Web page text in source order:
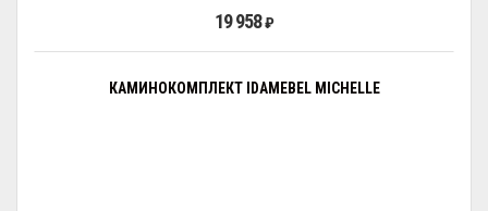
19 958₽
КАМИНОКОМПЛЕКТ IDAMEBEL MICHELLE